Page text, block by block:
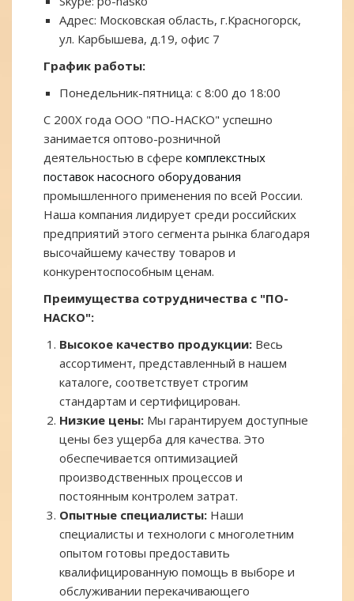
Адрес: Московская область, г.Красногорск,
ул. Карбышева, д.19, офис 7
График работы:
Понедельник-пятница: с 8:00 до 18:00
С 200X года ООО "ПО-НАСКО" успешно
занимается оптово-розничной
деятельностью в сфере комплекстных
поставок насосного оборудования
промышленного применения по всей России.
Наша компания лидирует среди российских
предприятий этого сегмента рынка благодаря
высочайшему качеству товаров и
конкурентоспособным ценам.
Преимущества сотрудничества с "ПО-
НАСКО":
Высокое качество продукции: Весь
ассортимент, представленный в нашем
каталоге, соответствует строгим
стандартам и сертифицирован.
Низкие цены: Мы гарантируем доступные
цены без ущерба для качества. Это
обеспечивается оптимизацией
производственных процессов и
постоянным контролем затрат.
Опытные специалисты: Наши
специалисты и технологи с многолетним
опытом готовы предоставить
квалифицированную помощь в выборе и
обслуживании перекачивающего